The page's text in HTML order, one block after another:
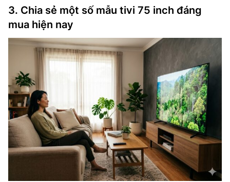
3. Chia sẻ một số mẫu tivi 75 inch đáng
mua hiện nay